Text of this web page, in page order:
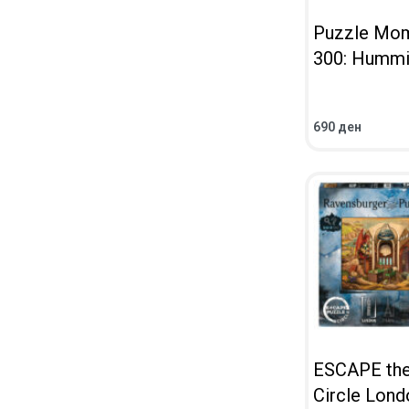
Puzzle
300:
690 ден
ВО КОШНИЧКА
ESCAPE
Circle